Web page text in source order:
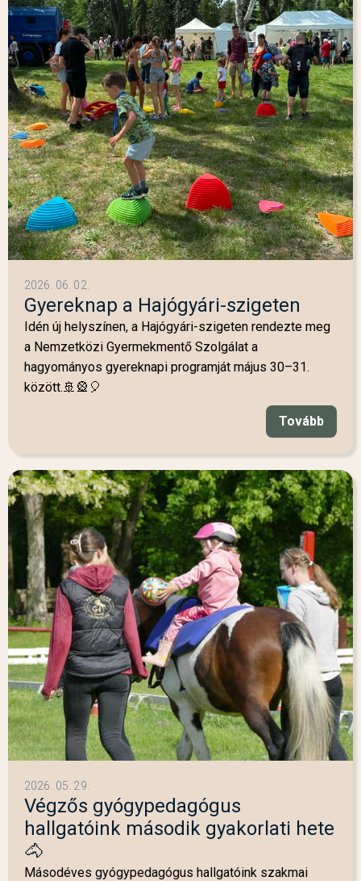
2026. 06. 02.
Gyereknap a Hajógyári-szigeten
Idén új helyszínen, a Hajógyári-szigeten rendezte meg
a Nemzetközi Gyermekmentő Szolgálat a
hagyományos gyereknapi programját május 30–31.
között.🚢🎡🎈
Tovább
2026. 05. 29.
Végzős gyógypedagógus
hallgatóink második gyakorlati hete
🐴
Másodéves gyógypedagógus hallgatóink szakmai